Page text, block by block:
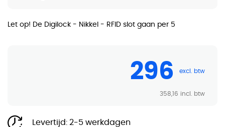
Let op! De Digilock - Nikkel - RFID slot gaan per 5
296
358,16
Levertijd: 2-5 werkdagen